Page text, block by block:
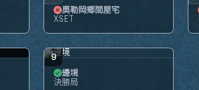
奧勒岡鄉間屋宅
XSET
9
邊境
決勝局